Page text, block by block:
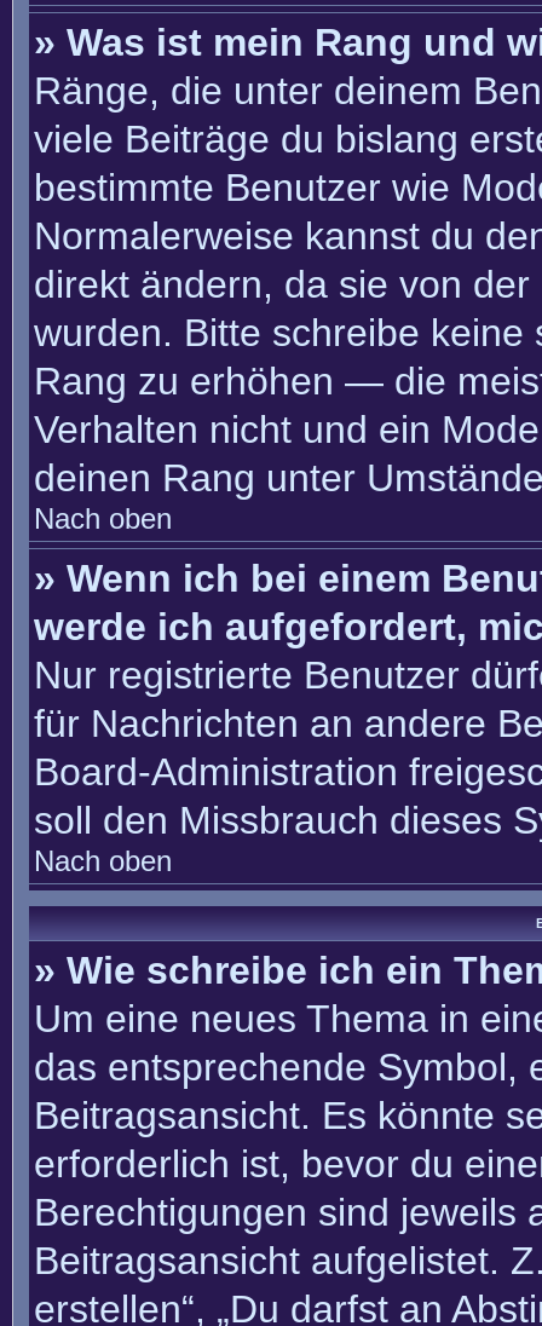
» Was ist mein Rang und
Ränge, die unter deinem
viele Beiträge du bislang
bestimmte Benutzer wie
Normalerweise kannst du
direkt ändern, da sie von
wurden. Bitte schreibe
Rang zu erhöhen — die
Verhalten nicht und ein
deinen Rang unter
Nach oben
» Wenn ich bei einem
werde ich aufgefordert,
Nur registrierte Benutzer
für Nachrichten an andere
Board-Administration
soll den Missbrauch dieses
Nach oben
» Wie schreibe ich ein
Um eine neues Thema in
das entsprechende Symbol,
Beitragsansicht. Es könnte
erforderlich ist, bevor du
Berechtigungen sind jeweils
Beitragsansicht aufgelistet.
erstellen“, „Du darfst an